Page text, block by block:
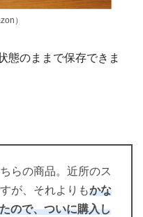
）
態のままで保存できま
らの商品。近所のス
が、それよりもかな
ので、ついに購入し